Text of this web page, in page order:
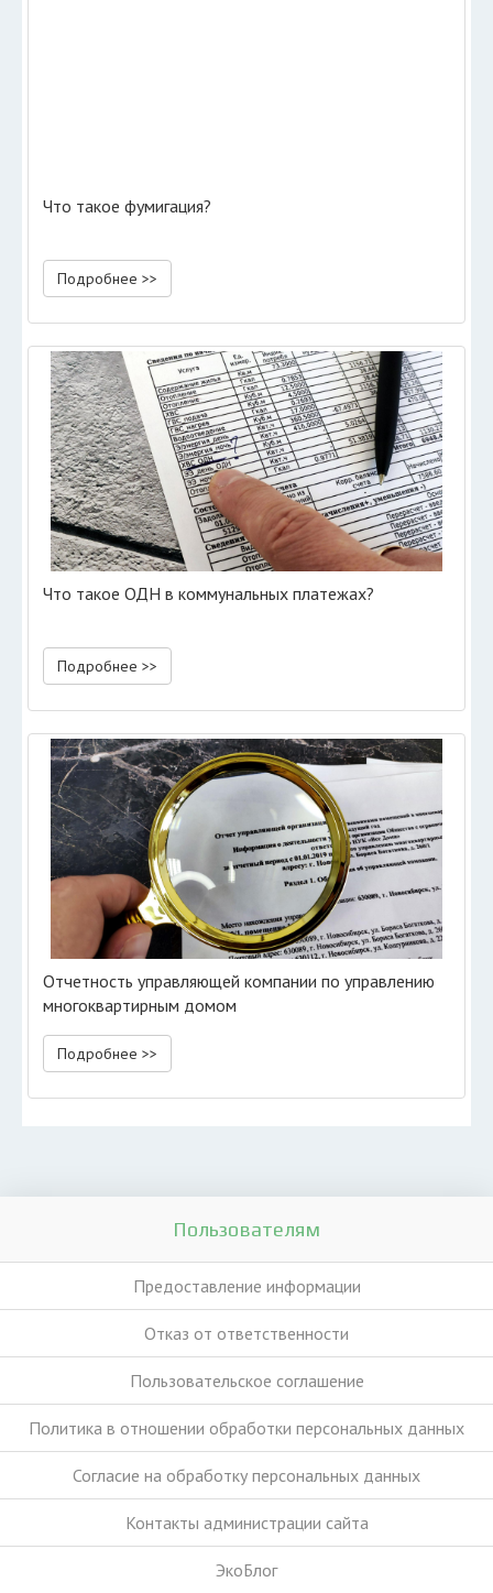
Что такое фумигация?
Подробнее >>
Что такое ОДН в коммунальных платежах?
Подробнее >>
Отчетность управляющей компании по управлению
многоквартирным домом
Подробнее >>
Пользователям
Предоставление информации
Отказ от ответственности
Пользовательское соглашение
Политика в отношении обработки персональных данных
Согласие на обработку персональных данных
Контакты администрации сайта
ЭкоБлог